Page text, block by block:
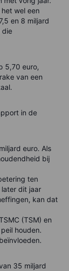
wel een
en 8 miljard
die
5,70 euro,
van een
in de
euro. Als
bij
ten
later dit jaar
kan dat
(TSM) en
houden.
35 miljard